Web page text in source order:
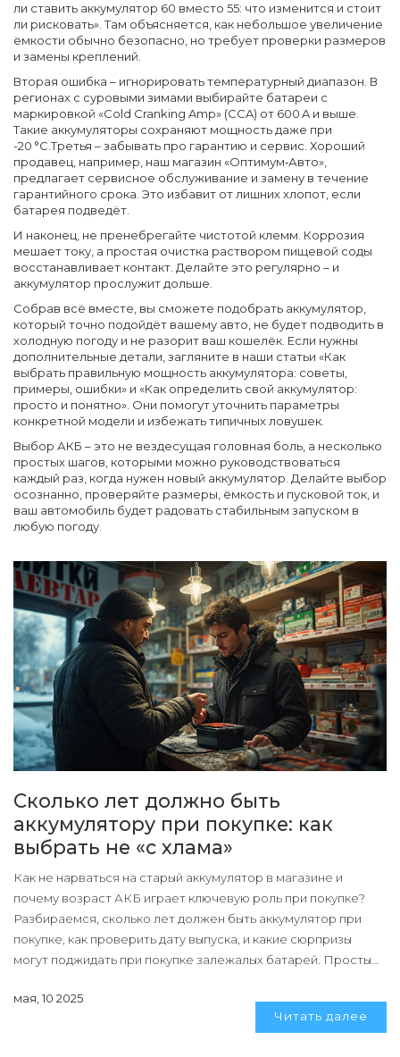
ли ставить аккумулятор 60 вместо 55: что изменится и стоит
ли рисковать». Там объясняется, как небольшое увеличение
ёмкости обычно безопасно, но требует проверки размеров
и замены креплений.
Вторая ошибка – игнорироватьтемпературный диапазон . В
регионах с суровыми зимами выбирайте батареи с
маркировкой «Cold Cranking Amp» (CCA) от 600 A и выше.
Такие аккумуляторы сохраняют мощность даже при
-20 °C.Третья – забывать про гарантию и сервис . Хороший
продавец, например, наш магазин «Оптимум‑Авто»,
предлагает сервисное обслуживание и замену в течение
гарантийного срока. Это избавит от лишних хлопот, если
батарея подведёт.
И наконец, не пренебрегайте чистотой клемм . Коррозия
мешает току, а простая очистка раствором пищевой соды
восстанавливает контакт. Делайте это регулярно – и
аккумулятор прослужит дольше.
Собрав всё вместе, вы сможете подобрать аккумулятор,
который точно подойдёт вашему авто, не будет подводить в
холодную погоду и не разорит ваш кошелёк. Если нужны
дополнительные детали, загляните в наши статьи «Как
выбрать правильную мощность аккумулятора: советы,
примеры, ошибки» и «Как определить свой аккумулятор:
просто и понятно». Они помогут уточнить параметры
конкретной модели и избежать типичных ловушек.
Выбор АКБ – это не вездесущая головная боль, а несколько
простых шагов, которыми можно руководствоваться
каждый раз, когда нужен новый аккумулятор. Делайте выбор
осознанно, проверяйте размеры, ёмкость и пусковой ток, и
ваш автомобиль будет радовать стабильным запуском в
любую погоду.
Сколько лет должно быть
аккумулятору при покупке: как
выбрать не «с хлама»
Как не нарваться на старый аккумулятор в магазине и
почему возраст АКБ играет ключевую роль при покупке?
Разбираемся, сколько лет должен быть аккумулятор при
покупке, как проверить дату выпуска, и какие сюрпризы
могут поджидать при покупке залежалых батарей. Простым
стартовые характеристики, и поделюсь лайфхаками для
мая, 10 2025
Читать далее